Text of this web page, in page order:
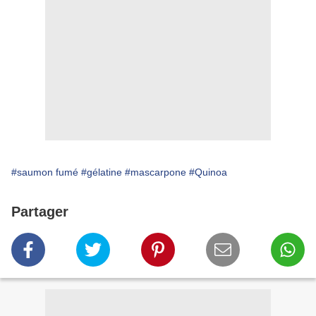
#saumon fumé #gélatine #mascarpone #Quinoa
Partager